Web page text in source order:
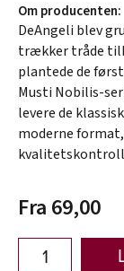
Om producenten:
DeAngeli blev
trækker tråde
plantede de
Musti Nobilis-
levere de
moderne
Fra 69,00